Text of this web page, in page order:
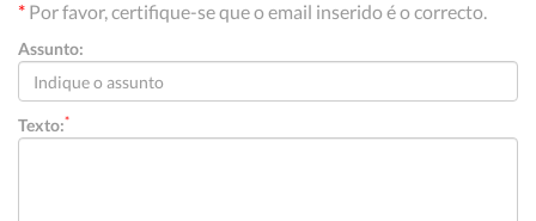
* Por favor, certifique-se que o email inserido é o correcto.
Assunto:
Texto:*